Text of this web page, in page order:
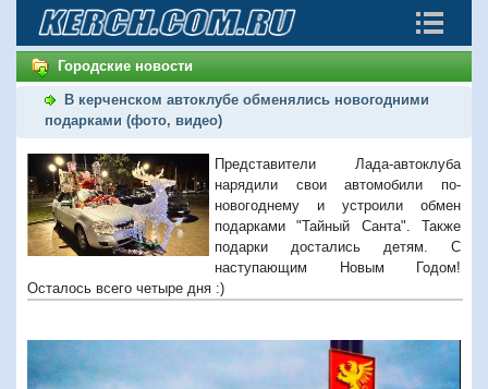
Городские новости
В керченском автоклубе обменялись новогодними
подарками (фото, видео)
Представители Лада-автоклуба
нарядили свои автомобили по-
новогоднему и устроили обмен
подарками "Тайный Санта". Также
подарки достались детям. С
наступающим Новым Годом!
Осталось всего четыре дня :)